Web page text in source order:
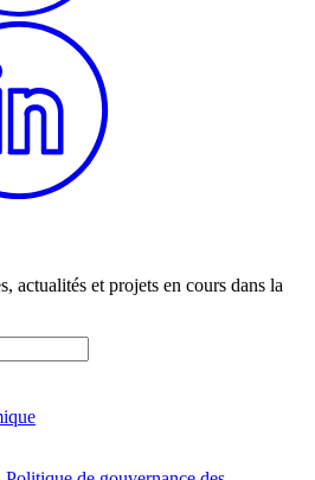
actualités et projets en cours dans la